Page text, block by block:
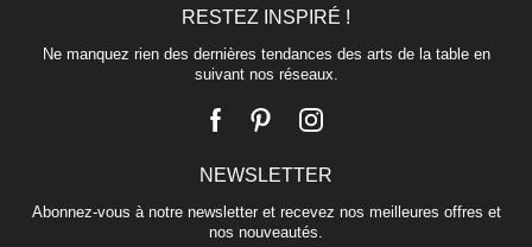
6,90 €
RESTEZ INSPIRÉ !
Ne manquez rien des dernières tendances des arts de la table en
suivant nos réseaux.
NEWSLETTER
Abonnez-vous à notre newsletter et recevez nos meilleures offres et
nos nouveautés.